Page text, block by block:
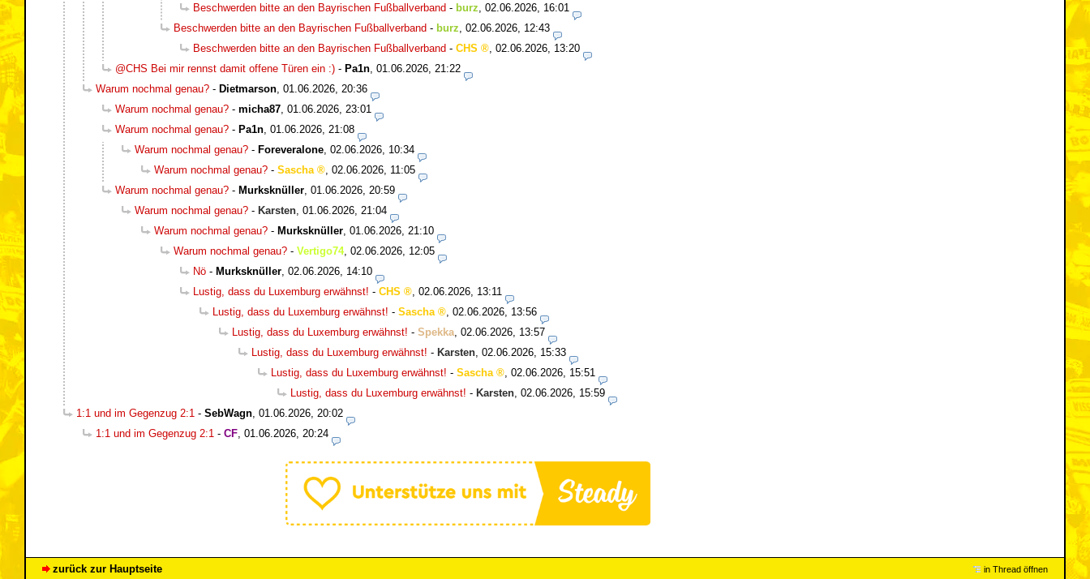
Beschwerden bitte an den Bayrischen Fußballverband - burz 02.06.2026, 16:01
Beschwerden bitte an den Bayrischen Fußballverband - burz 02.06.2026, 12:43
Beschwerden bitte an den Bayrischen Fußballverband - CHS
02.06.2026, 13:20
@CHS Bei mir rennst damit offene Türen ein :) - Pa1n 01.06.2026, 21:22
Warum nochmal genau? - Dietmarson 01.06.2026, 20:36
Warum nochmal genau? - micha87 01.06.2026, 23:01
Warum nochmal genau? - Pa1n 01.06.2026, 21:08
Warum nochmal genau? - Foreveralone 02.06.2026, 10:34
Warum nochmal genau? - Sascha
02.06.2026, 11:05
Warum nochmal genau? - Murksknüller 01.06.2026, 20:59
Warum nochmal genau? - Karsten 01.06.2026, 21:04
Warum nochmal genau? - Murksknüller 01.06.2026, 21:10
Warum nochmal genau? - Vertigo74, 02.06.2026, 12:05
Nö - Murksknüller 02.06.2026, 14:10
Lustig, dass du Luxemburg erwähnst! - CHS
02.06.2026, 13:11
Lustig, dass du Luxemburg erwähnst! - Sascha
02.06.2026, 13:56
Lustig, dass du Luxemburg erwähnst! - Spekka 02.06.2026, 13:57
Lustig, dass du Luxemburg erwähnst! - Karsten 02.06.2026, 15:33
Lustig, dass du Luxemburg erwähnst! - Sascha
02.06.2026, 15:51
Lustig, dass du Luxemburg erwähnst! - Karsten 02.06.2026, 15:59
1:1 und im Gegenzug 2:1 - SebWagn 01.06.2026, 20:02
1:1 und im Gegenzug 2:1 - CF 01.06.2026, 20:24
zurück zur Hauptseite in Thread öffnen